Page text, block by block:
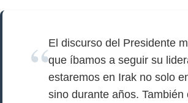
El discurso del Presidente
que íbamos a seguir su
estaremos en Irak no solo
sino durante años. También